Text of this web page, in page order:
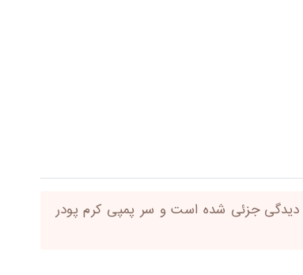
حمل و نقل دچار آسیب دیدگی جزئی شده است و سر پمپی کرم پودر